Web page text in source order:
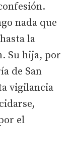
nada que
la
Su hija, por
de San
vigilancia
el